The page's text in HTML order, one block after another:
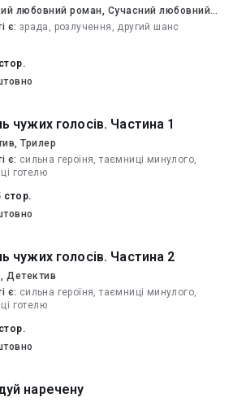
любовний роман, Сучасний любовний
є: зрада, розлучення, другий шанс
42 стор.
чужих голосів. Частина 1
Трилер
є: сильна героїня, таємниці минулого,
готелю
215 стор.
чужих голосів. Частина 2
Детектив
є: сильна героїня, таємниці минулого,
готелю
39 стор.
наречену